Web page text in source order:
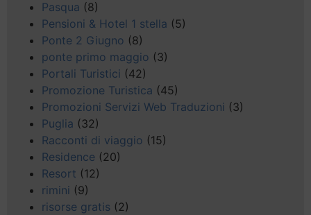
Pasqua (8)
Pensioni & Hotel 1 stella (5)
Ponte 2 Giugno (8)
ponte primo maggio (3)
Portali Turistici (42)
Promozione Turistica (45)
Promozioni Servizi Web Traduzioni (3)
Puglia (32)
Racconti di viaggio (15)
Residence (20)
Resort (12)
rimini (9)
risorse gratis (2)